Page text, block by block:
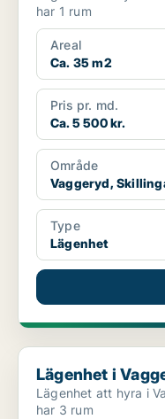
har 1 rum
Areal
Ca. 35 m2
Pris pr. md.
Ca. 5 500 kr.
Område
Vaggeryd,
Type
Lägenhet
Lägenhet i Vaggeryd,
Lägenhet i
Lägenhet att hyra i
har 3 rum